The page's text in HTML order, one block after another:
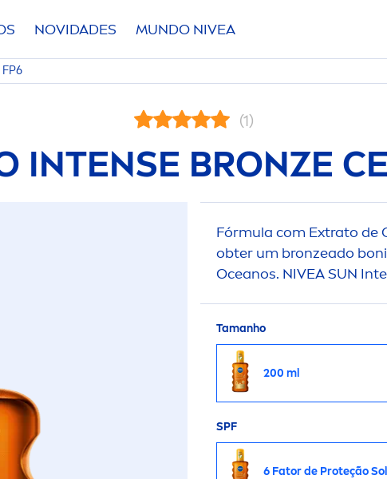
NOVIDADES MUNDO NIVEA
(1)
INTENSE BRONZE
Fórmula com Extrato de
obter um bronzeado
Oceanos. NIVEASUN
Tamanho
200 ml
SPF
6 Fator de Proteção